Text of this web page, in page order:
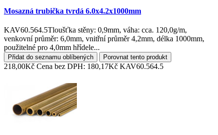
Mosazná trubička tvrdá 6.0x4.2x1000mm
KAV60.564.5Tloušťka stěny: 0,9mm, váha: cca. 120,0g/m,
venkovní průměr: 6,0mm, vnitřní průměr 4,2mm, délka 1000mm,
použitelné pro 4,0mm hřídele...
Přidat do seznamu oblíbených Porovnat tento produkt
218,00Kč Cena bez DPH: 180,17Kč KAV60.564.5